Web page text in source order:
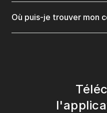
Où puis-je trouver mon